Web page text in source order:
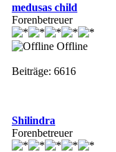
medusas child
Forenbetreuer
Offline
Beiträge: 6616
Shilindra
Forenbetreuer